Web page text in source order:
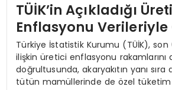
TÜİK’in Açıkladığı
Enflasyonu Verileriyle
Türkiye İstatistik Kurumu (TÜİK), son
ilişkin üretici enflasyonu rakamlarını
doğrultusunda, akaryakıtın yanı sıra
tütün mamüllerinde de özel tüketim